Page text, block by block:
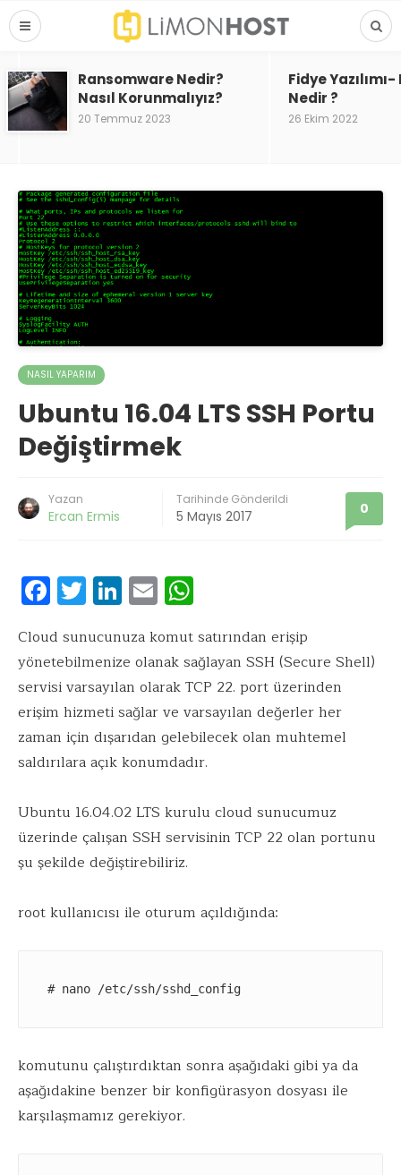
Ransomware Nedir?
Nasıl Korunmalıyız?
20 Temmuz 2023
Fidye
Nedir ?
26 Ekim 2022
NASIL YAPARIM
Ubuntu 16.04 LTS SSH Portu
Değiştirmek
Yazan
Ercan Ermis
Tarihinde Gönderildi
5 Mayıs 2017 0
F
ac
e
b
o
o
k
T
w
it
te
r
Li
n
k
e
dI
n
E
m
ai
l
at
s
A
p
p
Cloud sunucunuza komut satırından erişip
yönetebilmenize olanak sağlayan SSH (Secure Shell)
servisi varsayılan olarak TCP 22. port üzerinden
erişim hizmeti sağlar ve varsayılan değerler her
zaman için dışarıdan gelebilecek olan muhtemel
saldırılara açık konumdadır.
Ubuntu 16.04.02 LTS kurulu cloud sunucumuz
üzerinde çalışan SSH servisinin TCP 22 olan portunu
şu şekilde değiştirebiliriz.
root kullanıcısı ile oturum açıldığında:
# nano /etc/ssh/sshd_config
komutunu çalıştırdıktan sonra aşağıdaki gibi ya da
aşağıdakine benzer bir konfigürasyon dosyası ile
karşılaşmamız gerekiyor.